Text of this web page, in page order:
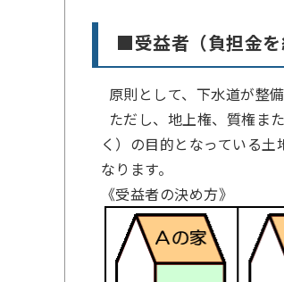
■受益者（負担金を
原則として、下水道が整
ただし、地上権、質権ま
く）の目的となっている
なります。
《受益者の決め方》